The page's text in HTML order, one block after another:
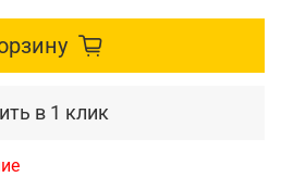
в 1 клик